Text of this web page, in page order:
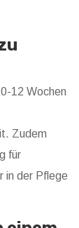
12 Wochen
Zudem
für
in der Pflege